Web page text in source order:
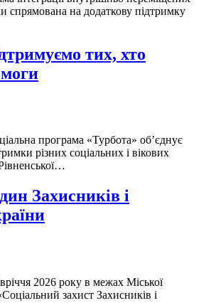
спрямована на додаткову підтримку
тих, хто
програма «Турбота» об’єднує
різних соціальних і вікових
Захисників і
2026 року в межах Міської
захист Захисників і